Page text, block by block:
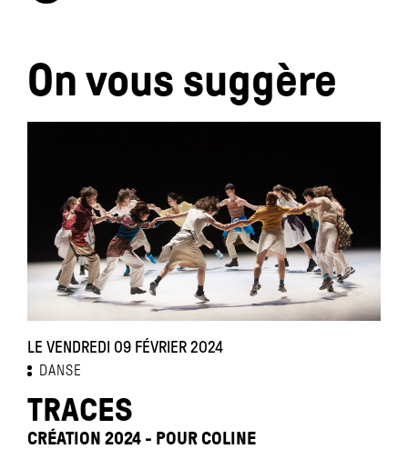
On vous suggère
LE VENDREDI 09 FÉVRIER 2024
DANSE
TRACES
CRÉATION 2024 - POUR COLINE